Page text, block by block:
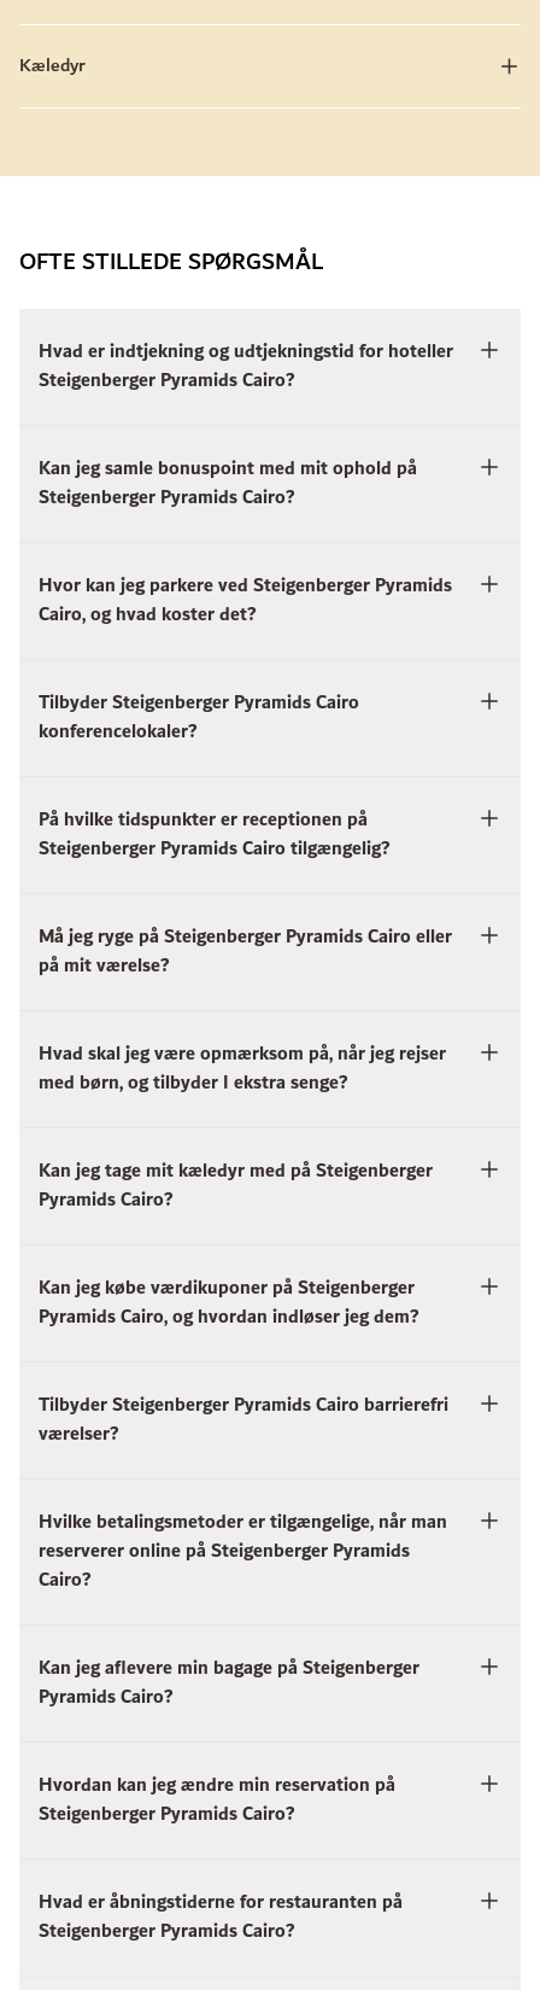
Kæledyr
OFTE STILLEDE SPØRGSMÅL
Hvad er indtjekning og udtjekningstid for hoteller
Steigenberger Pyramids Cairo?
Kan jeg samle bonuspoint med mit ophold på
Steigenberger Pyramids Cairo?
Hvor kan jeg parkere ved Steigenberger Pyramids
Cairo, og hvad koster det?
Tilbyder Steigenberger Pyramids Cairo
konferencelokaler?
På hvilke tidspunkter er receptionen på
Steigenberger Pyramids Cairo tilgængelig?
Må jeg ryge på Steigenberger Pyramids Cairo eller
på mit værelse?
Hvad skal jeg være opmærksom på, når jeg rejser
med børn, og tilbyder I ekstra senge?
Kan jeg tage mit kæledyr med på Steigenberger
Pyramids Cairo?
Kan jeg købe værdikuponer på Steigenberger
Pyramids Cairo, og hvordan indløser jeg dem?
Tilbyder Steigenberger Pyramids Cairo barrierefri
værelser?
Hvilke betalingsmetoder er tilgængelige, når man
reserverer online på Steigenberger Pyramids
Cairo?
Kan jeg aflevere min bagage på Steigenberger
Pyramids Cairo?
Hvordan kan jeg ændre min reservation på
Steigenberger Pyramids Cairo?
Hvad er åbningstiderne for restauranten på
Steigenberger Pyramids Cairo?